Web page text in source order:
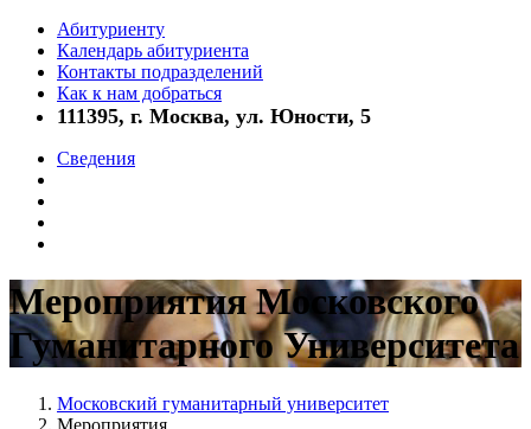
Абитуриенту
Календарь абитуриента
Контакты подразделений
Как к нам добраться
111395, г. Москва, ул. Юности, 5
Сведения
Мероприятия Московского
Гуманитарного Университета
Московский гуманитарный университет
Мероприятия